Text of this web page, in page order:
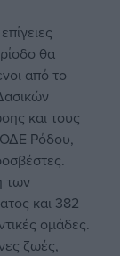
θα
από το
και τους
Ρόδου,
των
και 382
ομάδες.
ζωές,